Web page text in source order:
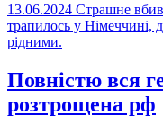
13.06.2024 Страшне
трапилось у Німеччині,
рідними.
Повністю вся
розтрощена рф